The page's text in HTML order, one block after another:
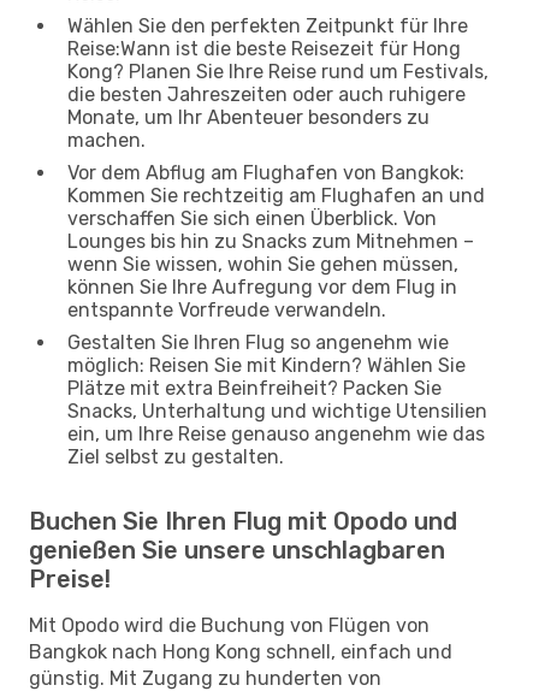
Wählen Sie den perfekten Zeitpunkt für Ihre
Reise:Wann ist die beste Reisezeit für Hong
Kong? Planen Sie Ihre Reise rund um Festivals,
die besten Jahreszeiten oder auch ruhigere
Monate, um Ihr Abenteuer besonders zu
machen.
Vor dem Abflug am Flughafen von Bangkok:
Kommen Sie rechtzeitig am Flughafen an und
verschaffen Sie sich einen Überblick. Von
Lounges bis hin zu Snacks zum Mitnehmen –
wenn Sie wissen, wohin Sie gehen müssen,
können Sie Ihre Aufregung vor dem Flug in
entspannte Vorfreude verwandeln.
Gestalten Sie Ihren Flug so angenehm wie
möglich: Reisen Sie mit Kindern? Wählen Sie
Plätze mit extra Beinfreiheit? Packen Sie
Snacks, Unterhaltung und wichtige Utensilien
ein, um Ihre Reise genauso angenehm wie das
Ziel selbst zu gestalten.
Buchen Sie Ihren Flug mit Opodo und
genießen Sie unsere unschlagbaren
Preise!
Mit Opodo wird die Buchung von Flügen von
Bangkok nach Hong Kong schnell, einfach und
günstig. Mit Zugang zu hunderten von